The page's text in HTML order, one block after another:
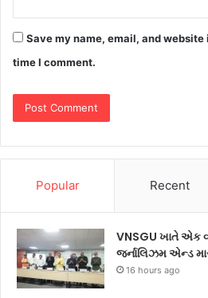
Save my name, email, and
time I comment.
Popular Recent
VNSGU ખાતે એક
જર્નાલિઝમ એન્ડ
16 hours ago